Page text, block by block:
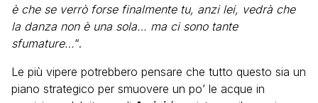
è che se verrò forse finalmente tu, anzi lei, vedrà che
la danza non è una sola… ma ci sono tante
sfumature…“.
Le più vipere potrebbero pensare che tutto questo sia un
piano strategico per smuovere un po’ le acque in